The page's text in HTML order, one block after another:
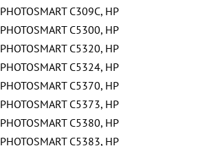
PHOTOSMART C309C, HP
PHOTOSMART C5300, HP
PHOTOSMART C5320, HP
PHOTOSMART C5324, HP
PHOTOSMART C5370, HP
PHOTOSMART C5373, HP
PHOTOSMART C5380, HP
PHOTOSMART C5383, HP